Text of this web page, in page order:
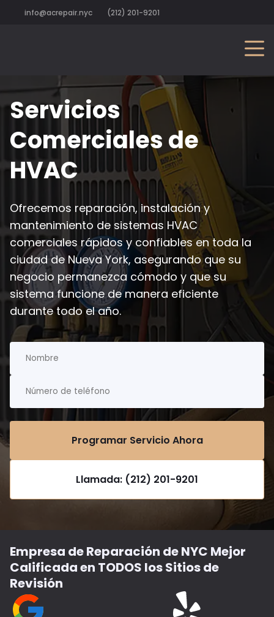
info@acrepair.nyc (212) 201-9201
Servicios
Comerciales de
HVAC
Ofrecemos reparación, instalación y
mantenimiento de sistemas HVAC
comerciales rápidos y confiables en toda la
ciudad de Nueva York, asegurando que su
negocio permanezca cómodo y que su
sistema funcione de manera eficiente
durante todo el año.
Programar Servicio Ahora
Llamada: (212) 201-9201
Empresa de Reparación de NYC Mejor
Calificada en TODOS los Sitios de
Revisión